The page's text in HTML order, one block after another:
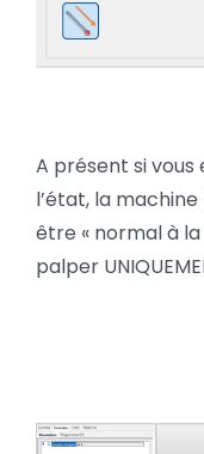
A présent si vous
l’état, la
être « normal à
palper